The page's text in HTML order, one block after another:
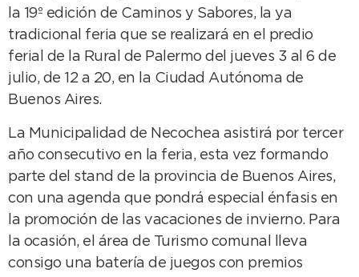
la 19º edición de Caminos y Sabores, la ya
tradicional feria que se realizará en el predio
ferial de la Rural de Palermo del jueves 3 al 6 de
julio, de 12 a 20, en la Ciudad Autónoma de
Buenos Aires.
La Municipalidad de Necochea asistirá por tercer
año consecutivo en la feria, esta vez formando
parte del stand de la provincia de Buenos Aires,
con una agenda que pondrá especial énfasis en
la promoción de las vacaciones de invierno. Para
la ocasión, el área de Turismo comunal lleva
consigo una batería de juegos con premios